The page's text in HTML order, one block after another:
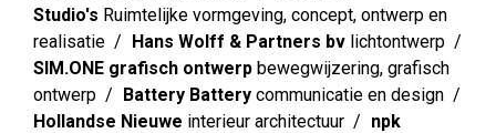
Studio's Ruimtelijke vormgeving, concept, ontwerp en
realisatie
Hans Wolff & Partners bv lichtontwerp
SIM.ONE grafisch ontwerp bewegwijzering, grafisch
ontwerp
Battery Battery communicatie en design
Hollandse Nieuwe interieur architectuur
npk